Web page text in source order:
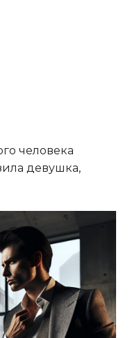
человека
девушка,